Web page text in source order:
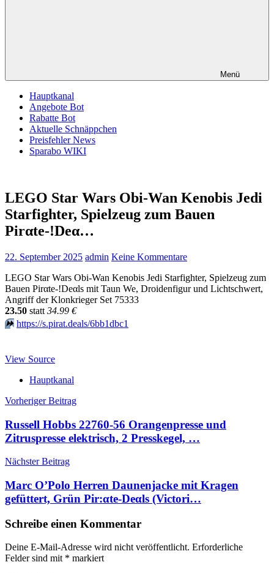
Menü
Hauptkanal
Angebote Bot
Rabatte Bot
Aktuelle Schnäppchen
Preisfehler News
Sparabo WIKI
LEGO Star Wars Obi-Wan Kenobis Jedi
Starfighter, Spielzeug zum Bauen
Pirαtе-!Dеα…
22. September 2025 admin Keine Kommentare
LEGO Star Wars Obi-Wan Kenobis Jedi Starfighter, Spielzeug zum
Bauen Pirαtе-!Dеαls mit Taun We, Droidenfigur und Lichtschwert,
Angriff der Klonkrieger Set 75333
23.50 statt 34.99 €
⏩️ https://s.pirat.deals/6bb1dbc1
View Source
Hauptkanal
Beitragsnavigation
Vorheriger Beitrag
Russell Hobbs 22760-56 Orangenpresse und
Zitruspresse elektrisch, 2 Presskegel, …
Nächster Beitrag
Marc O’Polo Herren Daunenjacke mit Kragen
gefüttert, Grün Pir:αtе-Dеαls (Victori…
Schreibe einen Kommentar
Deine E-Mail-Adresse wird nicht veröffentlicht. Erforderliche
Felder sind mit * markiert